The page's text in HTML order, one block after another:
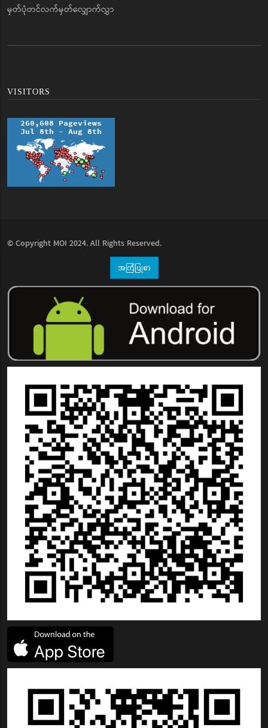
မှတ်ပုံတင်လက်မှတ်လျှောက်လွှာ
VISITORS
© Copyright MOI 2024. All Rights Reserved.
အကြံပြုစာ